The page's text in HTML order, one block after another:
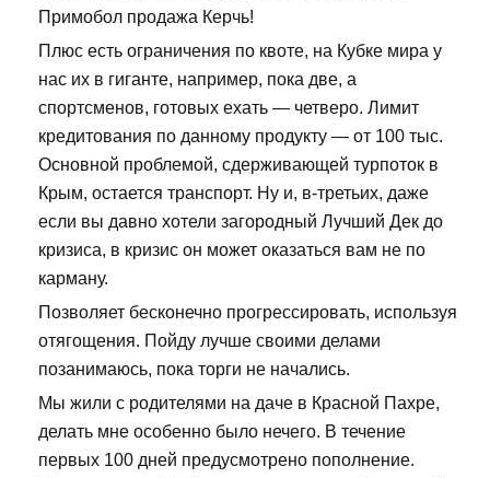
Примобол продажа Керчь!
Плюс есть ограничения по квоте, на Кубке мира у
нас их в гиганте, например, пока две, а
спортсменов, готовых ехать — четверо. Лимит
кредитования по данному продукту — от 100 тыс.
Основной проблемой, сдерживающей турпоток в
Крым, остается транспорт. Ну и, в-третьих, даже
если вы давно хотели загородный Лучший Дек до
кризиса, в кризис он может оказаться вам не по
карману.
Позволяет бесконечно прогрессировать, используя
отягощения. Пойду лучше своими делами
позанимаюсь, пока торги не начались.
Мы жили с родителями на даче в Красной Пахре,
делать мне особенно было нечего. В течение
первых 100 дней предусмотрено пополнение.